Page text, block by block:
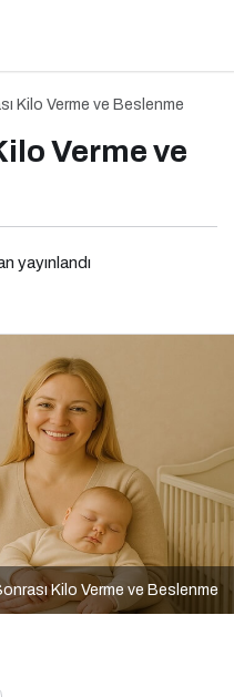
Kilo Verme ve Beslenme
Verme ve
yayınlandı
Kilo Verme ve Beslenme
Kanamalı Ateşi